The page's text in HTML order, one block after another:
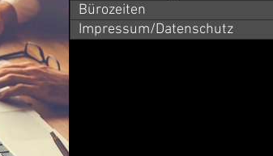
Bürozeiten
Impressum/Datenschutz